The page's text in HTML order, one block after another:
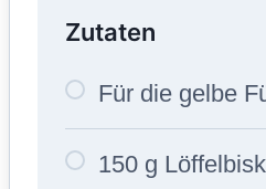
Zutaten
Für die gelbe
150 g